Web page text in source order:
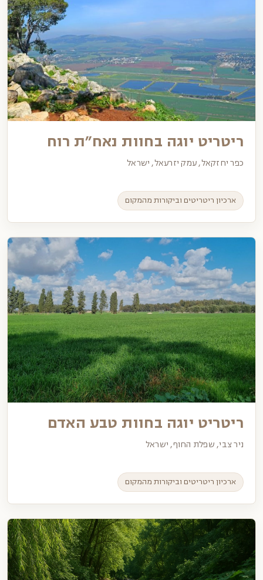
ריטריט יוגה בחוות נאח״ת רוח
כפר יחזקאל, עמק יזרעאל, ישראל
ארכיון ריטריטים וביקורות מהמקום
ריטריט יוגה בחוות טבע האדם
ניר צבי, שפלת החוף, ישראל
ארכיון ריטריטים וביקורות מהמקום